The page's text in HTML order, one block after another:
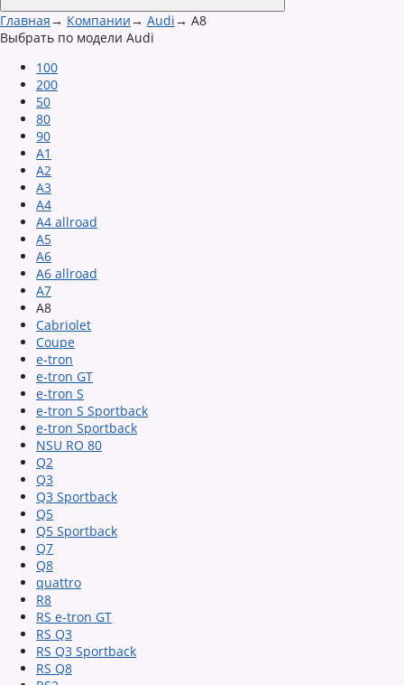
Главная→ Компании→ Audi→ A8
Выбрать по модели Audi
100
200
50
80
90
A1
A2
A3
A4
A4 allroad
A5
A6
A6 allroad
A7
A8
Cabriolet
Coupe
e-tron
e-tron GT
e-tron S
e-tron S Sportback
e-tron Sportback
NSU RO 80
Q2
Q3
Q3 Sportback
Q5
Q5 Sportback
Q7
Q8
quattro
R8
RS e-tron GT
RS Q3
RS Q3 Sportback
RS Q8